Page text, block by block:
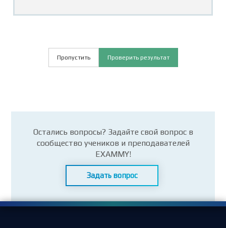
Пропустить Проверить результат
Остались вопросы? Задайте свой вопрос в
сообщество учеников и преподавателей
EXAMMY!
Задать вопрос